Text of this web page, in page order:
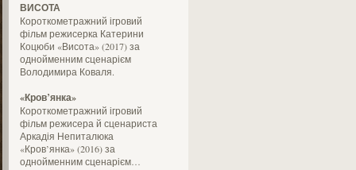
ВИСОТА
Короткометражний ігровий
фільм режисерка Катерини
Коцюби «Висота» (2017) за
однойменним сценарієм
Володимира Коваля.
«Кров’янка»
Короткометражний ігровий
фільм режисера й сценариста
Аркадія Непиталюка
«Кров’янка» (2016) за
однойменним сценарієм…